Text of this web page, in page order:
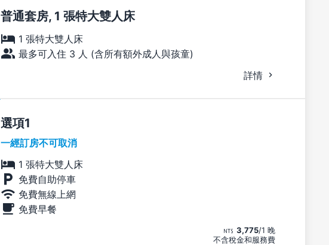
普通套房, 1 張特大雙人床
1 張特大雙人床
最多可入住 3 人 (含所有額外成人與孩童)
詳情
選項
一經訂房不可取消
1 張特大雙人床
免費自助停車
免費無線上網
免費早餐
3,775/1 晚
不含稅金和服務費